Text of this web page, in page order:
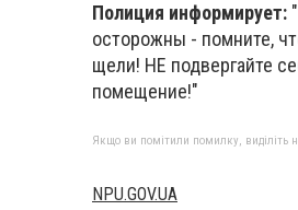
Полиция информирует:
осторожны - помните,
щели! НЕ подвергайте
помещение!"
Якщо ви помітили помилку, виділіть
NPU.GOV.UA